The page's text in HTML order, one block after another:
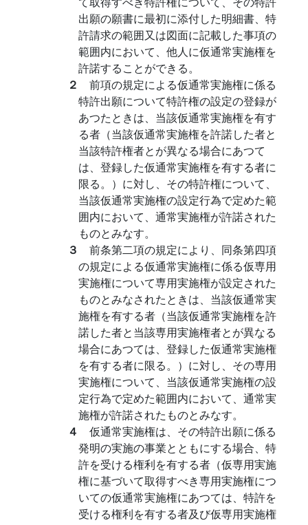
出願の願書に最初に添付した明細書、特
許請求の範囲又は図面に記載した事項の
範囲内において、他人に仮通常実施権を
許諾することができる。
２ 前項の規定による仮通常実施権に係る
特許出願について特許権の設定の登録が
あつたときは、当該仮通常実施権を有す
る者（当該仮通常実施権を許諾した者と
当該特許権者とが異なる場合にあつて
は、登録した仮通常実施権を有する者に
限る。）に対し、その特許権について、
当該仮通常実施権の設定行為で定めた範
囲内において、通常実施権が許諾された
ものとみなす。
３ 前条第二項の規定により、同条第四項
の規定による仮通常実施権に係る仮専用
実施権について専用実施権が設定された
ものとみなされたときは、当該仮通常実
施権を有する者（当該仮通常実施権を許
諾した者と当該専用実施権者とが異なる
場合にあつては、登録した仮通常実施権
を有する者に限る。）に対し、その専用
実施権について、当該仮通常実施権の設
定行為で定めた範囲内において、通常実
施権が許諾されたものとみなす。
４ 仮通常実施権は、その特許出願に係る
発明の実施の事業とともにする場合、特
許を受ける権利を有する者（仮専用実施
権に基づいて取得すべき専用実施権につ
いての仮通常実施権にあつては、特許を
受ける権利を有する者及び仮専用実施権